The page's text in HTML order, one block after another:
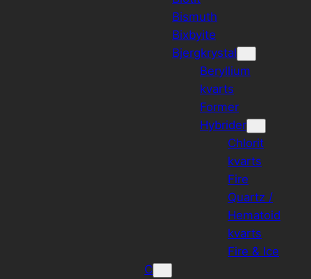
Bismuth
Bixbyite
Bjergkrystal
Beryllium
kvarts
Former
Hybrider
Chlorit
kvarts
Fire
Quartz /
Hematoid
kvarts
Fire & Ice
C